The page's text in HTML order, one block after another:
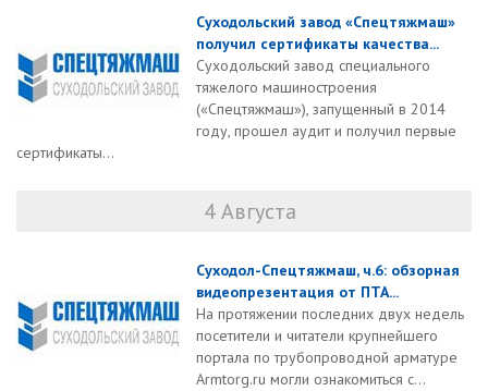
Суходольский завод «Спецтяжмаш»
получил сертификаты качества...
Суходольский завод специального
тяжелого машиностроения
(«Спецтяжмаш»), запущенный в 2014
году, прошел аудит и получил первые
сертификаты...
4 Августа
Суходол-Спецтяжмаш, ч.6: обзорная
видеопрезентация от ПТА...
На протяжении последних двух недель
посетители и читатели крупнейшего
портала по трубопроводной арматуре
Armtorg.ru могли ознакомиться с...